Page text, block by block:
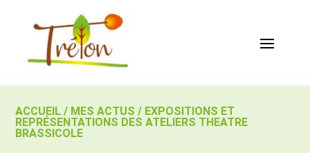
ACCUEIL / MES ACTUS / EXPOSITIONS ET
REPRÉSENTATIONS DES ATELIERS THEATRE
BRASSICOLE